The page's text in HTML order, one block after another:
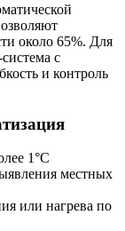
около 65%. Для
с
и контроль
1°C
местных
или нагрева по